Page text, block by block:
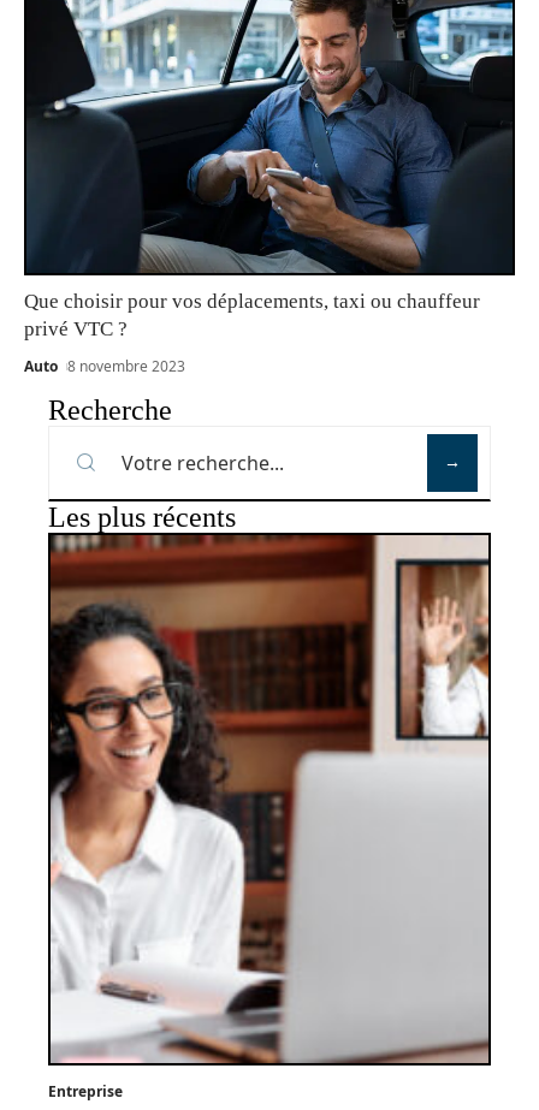
Que choisir pour vos déplacements, taxi ou chauffeur
privé VTC ?
Auto 8 novembre 2023
Recherche
Les plus récents
Entreprise